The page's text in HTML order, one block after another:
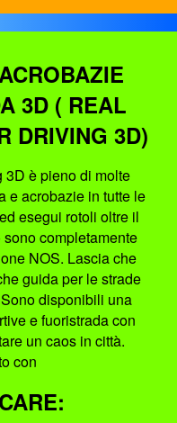
3D ( REAL
DRIVING 3D)
3D è pieno di molte
e acrobazie in tutte le
esegui rotoli oltre il
completamente
NOS. Lascia che
guida per le strade
disponibili una
e fuoristrada con
un caos in città.
con